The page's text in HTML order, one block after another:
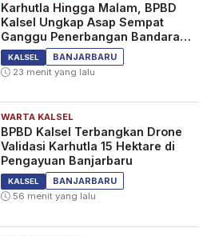
Karhutla Hingga Malam, BPBD
Kalsel Ungkap Asap Sempat
Ganggu Penerbangan Bandara
Syamsudin Noor
KALSEL
BANJARBARU
23 menit yang lalu
WARTA KALSEL
BPBD Kalsel Terbangkan Drone
Validasi Karhutla 15 Hektare di
Pengayuan Banjarbaru
KALSEL
BANJARBARU
56 menit yang lalu